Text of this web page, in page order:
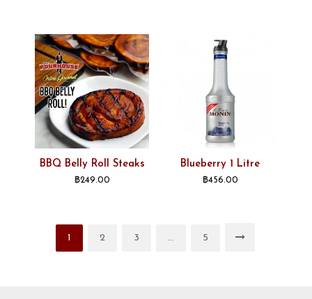
BBQ Belly Roll Steaks
฿249.00
Blueberry 1 Litre
฿456.00
1 2 3 … 5